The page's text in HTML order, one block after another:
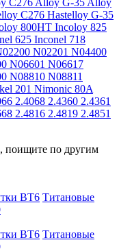
C276 Alloy G-35 Alloy
C276 Hastelloy G-35
800HT Incoloy 825
625 Inconel 718
N02201 N04400
N06601 N06617
N08810 N08811
201 Nimonic 80A
2.4068 2.4360 2.4361
2.4816 2.4819 2.4851
поищите по другим
ВТ6 Титановые
ВТ6 Титановые